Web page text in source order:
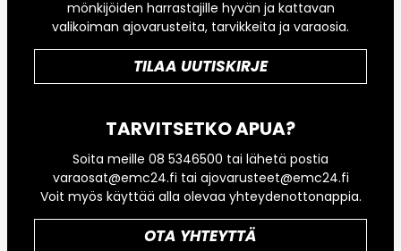
mönkijöiden harrastajille hyvän ja kattavan
valikoiman ajovarusteita, tarvikkeita ja varaosia.
TILAA UUTISKIRJE
TARVITSETKO APUA?
Soita meille 08 5346500 tai lähetä postia
varaosat@emc24.fi tai ajovarusteet@emc24.fi
Voit myös käyttää alla olevaa yhteydenottonappia.
OTA YHTEYTTÄ